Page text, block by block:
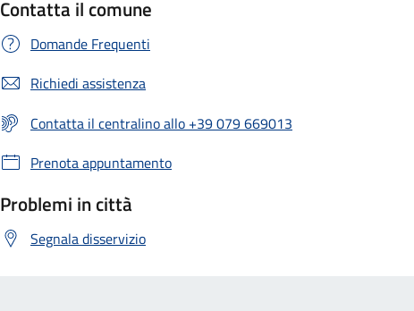
Contatta il comune
Domande Frequenti
Richiedi assistenza
Contatta il centralino allo +39 079 669013
Prenota appuntamento
Problemi in città
Segnala disservizio